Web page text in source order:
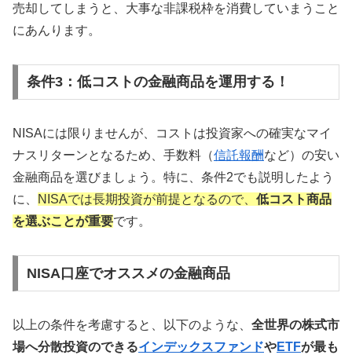
売却してしまうと、大事な非課税枠を消費していまうこと
にあんります。
条件3：低コストの金融商品を運用する！
NISAには限りませんが、コストは投資家への確実なマイ
ナスリターンとなるため、手数料（信託報酬など）の安い
金融商品を選びましょう。特に、条件2でも説明したよう
に、
NISAでは長期投資が前提となるので、 低コスト商品
を選ぶことが重要です。
NISA口座でオススメの金融商品
以上の条件を考慮すると、以下のような、 全世界の株式市
場へ分散投資のできるインデックスファンドやETFが最も